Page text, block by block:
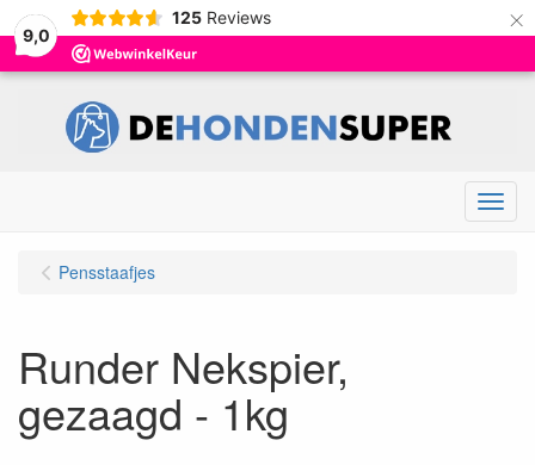
9,0
125 Reviews ×
Menu
Pensstaafjes
Runder Nekspier,
gezaagd - 1kg